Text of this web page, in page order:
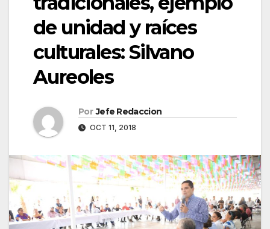
de unidad y raíces
culturales: Silvano
Aureoles
Por Jefe Redaccion
OCT 11, 2018